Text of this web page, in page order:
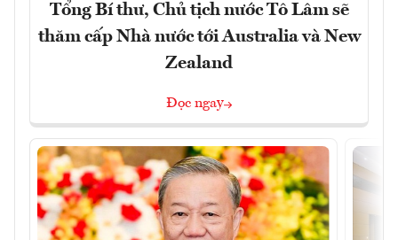
Tổng Bí thư, Chủ tịch nước Tô Lâm sẽ
thăm cấp Nhà nước tới Australia và New
Zealand
Đọc ngay